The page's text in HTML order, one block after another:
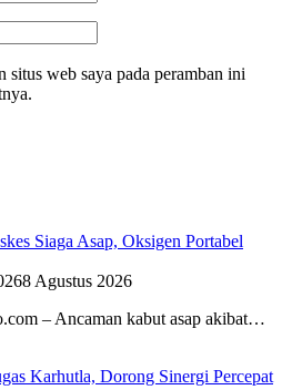
situs web saya pada peramban ini
Siaga Asap, Oksigen Portabel
8 Agustus 2026
– Ancaman kabut asap akibat…
Karhutla, Dorong Sinergi Percepat